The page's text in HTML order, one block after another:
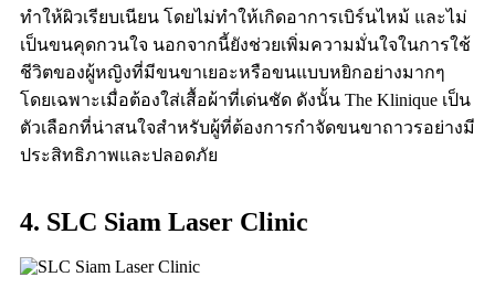
ทำให้ผิวเรียบเนียน โดยไม่ทำให้เกิดอาการเบิร์นไหม้ และไม่
เป็นขนคุดกวนใจ นอกจากนี้ยังช่วยเพิ่มความมั่นใจในการใช้
ชีวิตของผู้หญิงที่มีขนขาเยอะหรือขนแบบหยิกอย่างมากๆ
โดยเฉพาะเมื่อต้องใส่เสื้อผ้าที่เด่นชัด ดังนั้น The Klinique เป็น
ตัวเลือกที่น่าสนใจสำหรับผู้ที่ต้องการกำจัดขนขาถาวรอย่างมี
ประสิทธิภาพและปลอดภัย
4. SLC Siam Laser Clinic